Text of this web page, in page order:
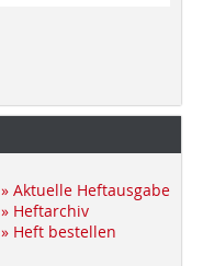
» Aktuelle Heftausgabe
» Heftarchiv
» Heft bestellen